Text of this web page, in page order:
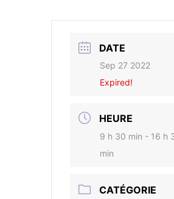
DATE
Sep 27 2022
Expired!
HEURE
9 h 30 min - 16 h
min
CATÉGORIE